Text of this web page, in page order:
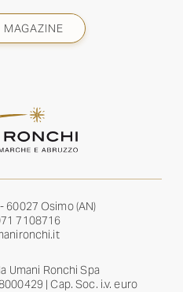
60027 Osimo (AN)
7108716
Umani Ronchi Spa
| Cap. Soc. i.v. euro